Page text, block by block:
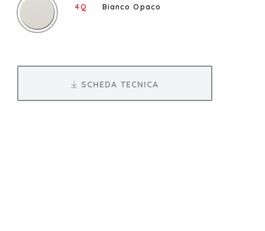
4Q Bianco Opaco
SCHEDA TECNICA